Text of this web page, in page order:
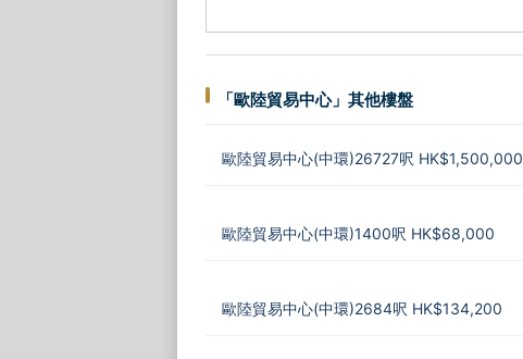
「歐陸貿易中心」其他樓盤
歐陸貿易中心(中環)26727呎 HK$1,500,000
歐陸貿易中心(中環)1400呎 HK$68,000
歐陸貿易中心(中環)2684呎 HK$134,200